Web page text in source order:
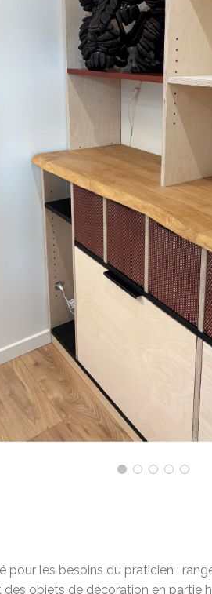
pour les besoins du praticien :
des objets de décoration en partie